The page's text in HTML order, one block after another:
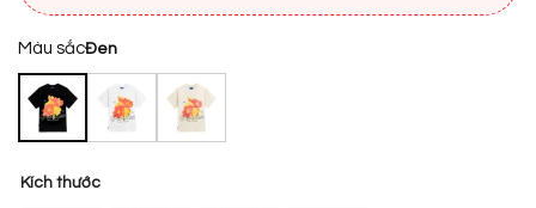
Màu sắcĐen
Kích thước